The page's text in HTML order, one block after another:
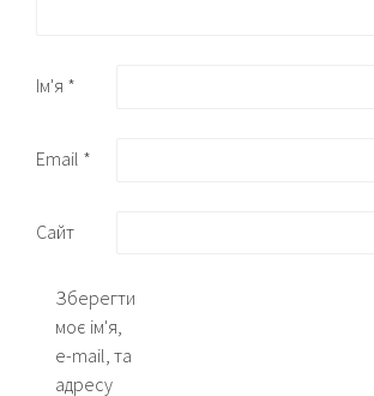
Ім'я *
Email *
Сайт
Зберегти
моє ім'я,
e-mail, та
адресу